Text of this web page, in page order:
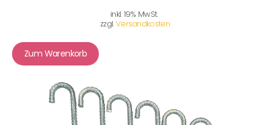
inkl. 19% MwSt.
zzgl.Versandkosten
Zum Warenkorb